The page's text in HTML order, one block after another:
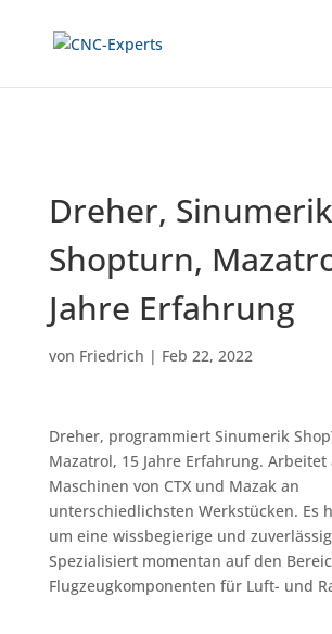
Dreher,
Shopturn,
Jahre Erfahrung
von Friedrich | Feb 22, 2022
Dreher, programmiert Sinumerik
Mazatrol, 15 Jahre Erfahrung. Arbeitet
Maschinen von CTX und Mazak an
unterschiedlichsten Werkstücken. Es
um eine wissbegierige und
Spezialisiert momentan auf den
Flugzeugkomponenten für Luft- und